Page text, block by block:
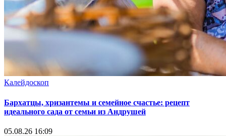
Калейдоскоп
Бархатцы, хризантемы и семейное счастье: рецепт
идеального сада от семьи из Андрушей
05.08.26 16:09